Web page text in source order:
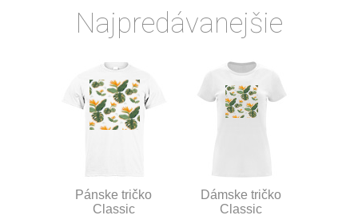
Najpredávanejšie
Pánske tričko
Classic
Dámske tričko
Classic